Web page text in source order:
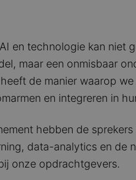
en technologie kan niet
maar een onmisbaar
de manier waarop
en integreren in
hebben de
data-analytics en
onze opdrachtgevers.